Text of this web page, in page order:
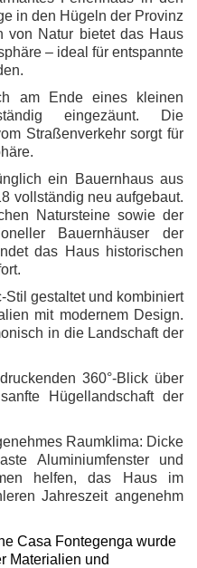
in den Hügeln der Provinz
von Natur bietet das Haus
– ideal für entspannte
am Ende eines kleinen
eingezäunt. Die
Straßenverkehr sorgt für
ein Bauernhaus aus
vollständig neu aufgebaut.
Natursteine sowie der
Bauernhäuser der
das Haus historischen
Stil gestaltet und kombiniert
mit modernem Design.
in die Landschaft der
360°-Blick über
Hügellandschaft der
Raumklima: Dicke
Aluminiumfenster und
helfen, das Haus im
Jahreszeit angenehm
Casa Fontegenga wurde
Materialien und